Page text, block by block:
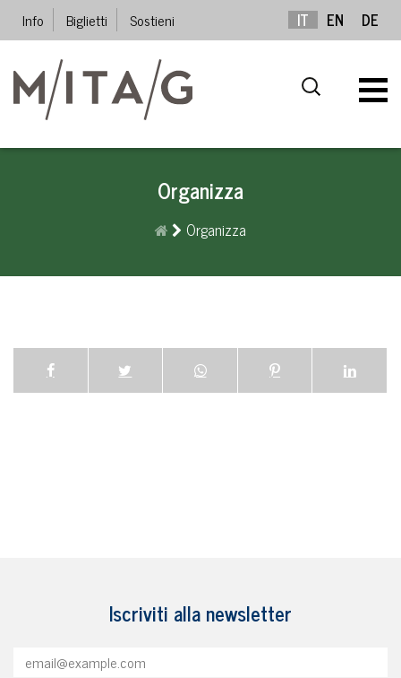
Info Biglietti Sostieni IT EN DE
Organizza
Organizza
Iscriviti alla newsletter